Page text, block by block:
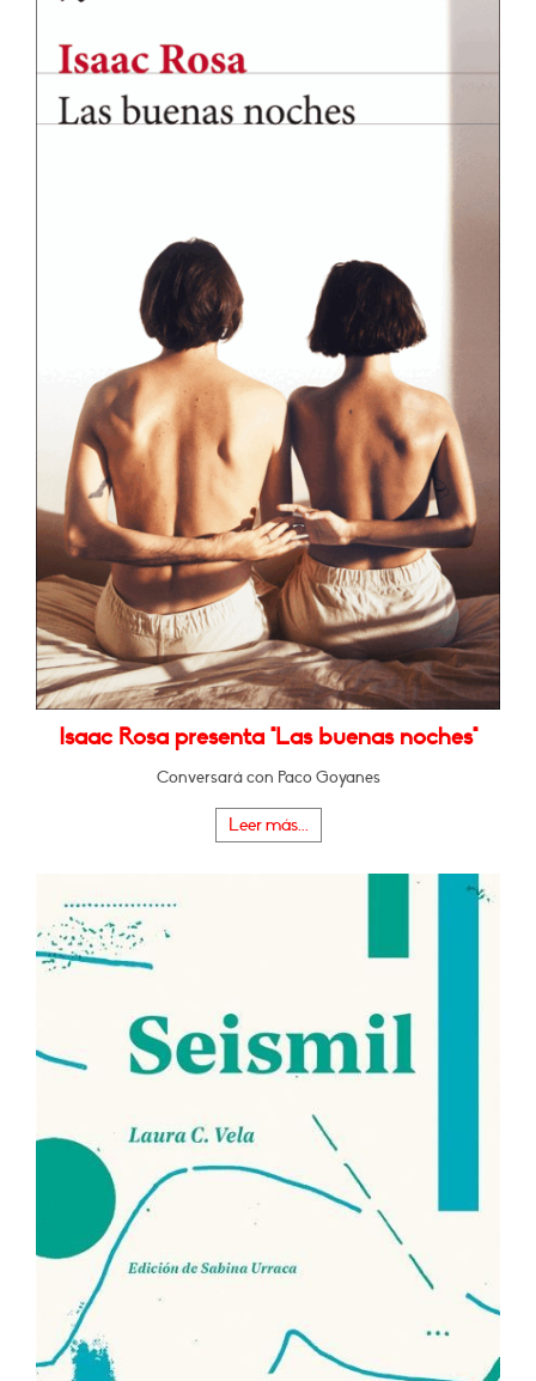
Isaac Rosa presenta "Las buenas noches"
Conversará con Paco Goyanes
Leer más...